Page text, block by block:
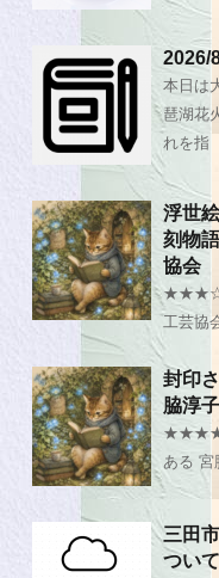
2026/
本日は
琶湖花
れを指
浮世
刻物
協会
★★★☆☆
工芸協
封印
脇淳子
★★★★☆
ある 宮
三田
ついて